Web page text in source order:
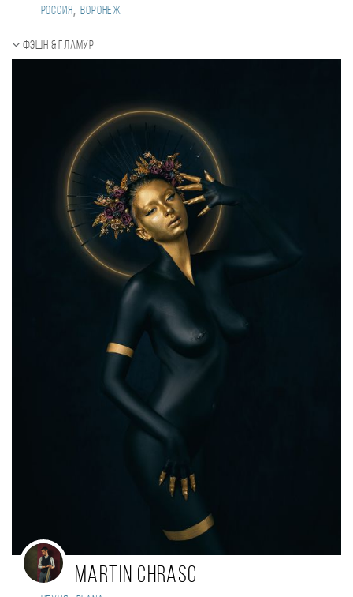
Россия, Воронеж
Фэшн & Гламур
Martin Chrasc